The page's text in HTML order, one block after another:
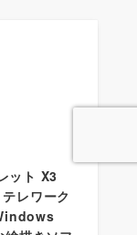
ット X3
レワーク